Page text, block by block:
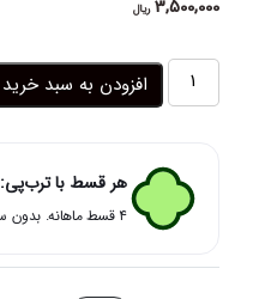
3,500,000 ریال
اپلیکاتور
افزودن به سبد خرید
هر قسط با ترب‌پی:
۴ قسط ماهانه. بدون سود، چک و ضامن.